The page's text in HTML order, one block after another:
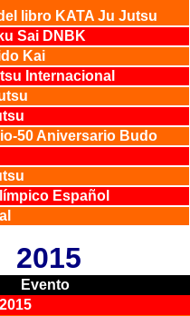
libro KATA Ju Jutsu
Sai DNBK
Kai
Internacional
50 Aniversario Budo
Español
2015
Evento